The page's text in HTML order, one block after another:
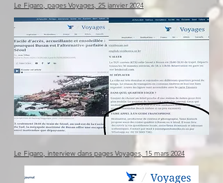
Le Figaro, pages Voyages, 25 janvier 2024
Le Figaro, interview dans pages Voyages, 15 mars 2024